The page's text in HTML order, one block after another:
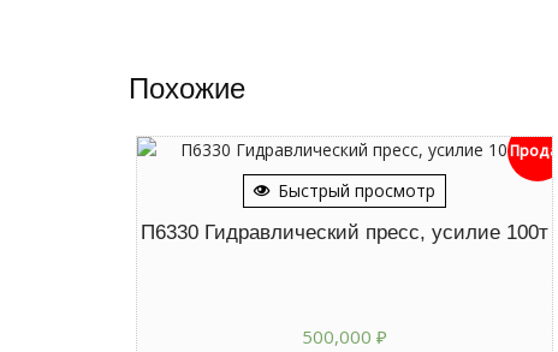
Похожие
Быстрый просмотр
Продан
П6330 Гидравлический пресс, усилие 100т
500,000 ₽